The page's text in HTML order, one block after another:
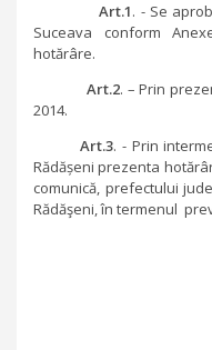
Art.1. - Se
Suceava conform
hotărâre.
Art.2. – Prin
2014.
Art.3. - Prin
Rădășeni prezenta
comunică, prefectului
Rădăşeni, în termenul